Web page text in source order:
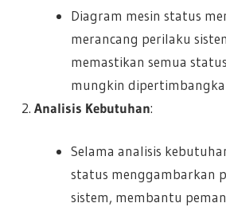
Diagram mesin status
merancang perilaku
memastikan semua
mungkin
Analisis Kebutuhan:
Selama analisis
status menggambarkan
sistem, membantu